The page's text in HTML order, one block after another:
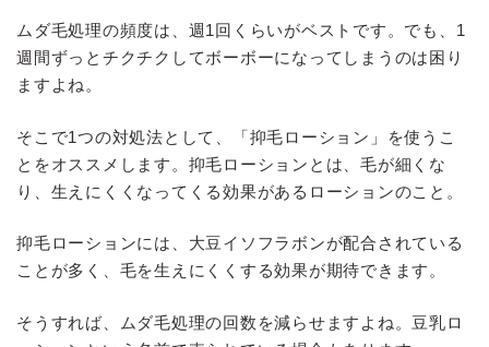
ムダ毛処理の頻度は、週1回くらいがベストです。でも、1
週間ずっとチクチクしてボーボーになってしまうのは困り
ますよね。
そこで1つの対処法として、「抑毛ローション」を使うこ
とをオススメします。抑毛ローションとは、毛が細くな
り、生えにくくなってくる効果があるローションのこと。
抑毛ローションには、大豆イソフラボンが配合されている
ことが多く、毛を生えにくくする効果が期待できます。
そうすれば、ムダ毛処理の回数を減らせますよね。豆乳ロ